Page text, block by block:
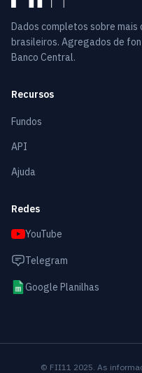
Dados completos sobre mais
brasileiros. Agregados de
Banco Central.
Recursos
Fundos
API
Ajuda
Redes
YouTube
Telegram
Google Planilhas
© FII11 2025. As